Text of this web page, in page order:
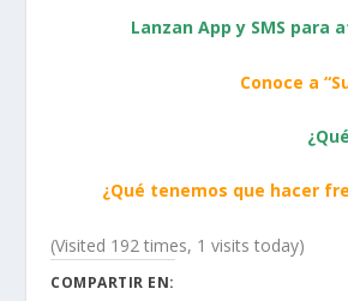
Lanzan App y SMS para
Conoce a
¿Qué tenemos que hacer
(Visited 192 times, 1 visits today)
COMPARTIR EN: